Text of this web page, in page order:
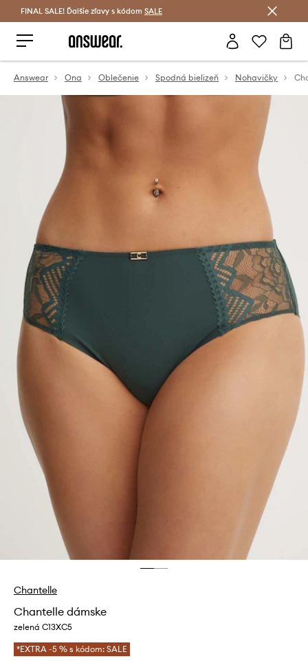
Šetrite s Answear Club >
FINAL SALE! Ďalšie zľavy s kódom SALE
Answear Ona Oblečenie Spodná bielizeň Nohavičky
Chantelle
Chantelle dámske
zelená C13XC5
*EXTRA -5 % s kódom: SALE